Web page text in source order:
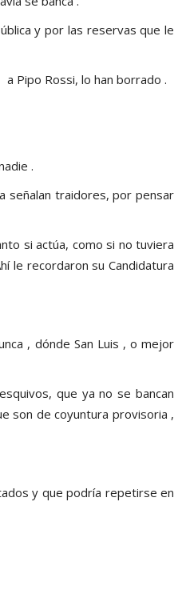
y por las reservas que le
Pipo Rossi, lo han borrado .
.
señalan traidores, por pensar
si actúa, como si no tuviera
le recordaron su Candidatura
, dónde San Luis , o mejor
que ya no se bancan
son de coyuntura provisoria ,
y que podría repetirse en